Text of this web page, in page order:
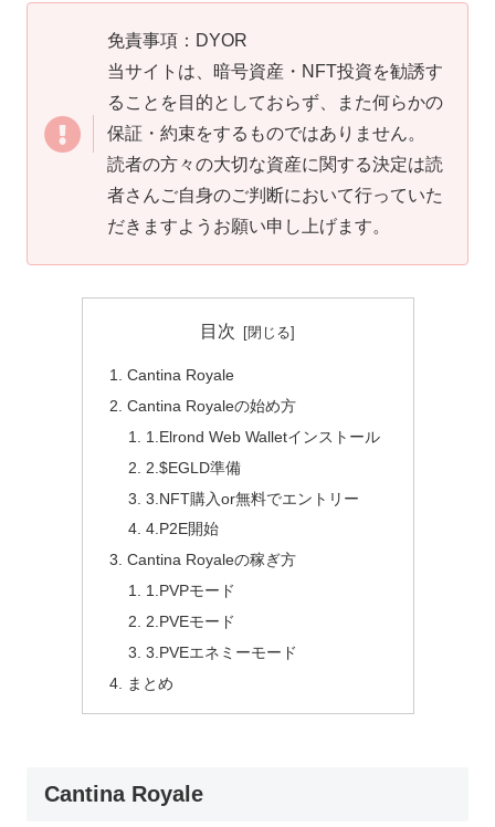
免責事項：DYOR
当サイトは、暗号資産・NFT投資を勧誘す
ることを目的としておらず、また何らかの
保証・約束をするものではありません。
読者の方々の大切な資産に関する決定は読
者さんご自身のご判断において行っていた
だきますようお願い申し上げます。
目次
Cantina Royale
Cantina Royaleの始め方
1.Elrond Web Walletインストール
2.$EGLD準備
3.NFT購入or無料でエントリー
4.P2E開始
Cantina Royaleの稼ぎ方
1.PVPモード
2.PVEモード
3.PVEエネミーモード
まとめ
Cantina Royale